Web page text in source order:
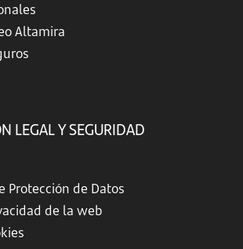
Altamira
LEGAL Y SEGURIDAD
Protección de Datos
de la web